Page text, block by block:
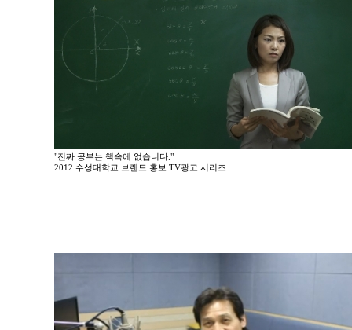
"진짜 공부는 책속에 없습니다."
2012 수성대학교 브랜드 홍보 TV광고 시리즈